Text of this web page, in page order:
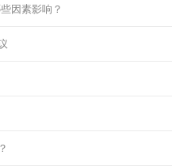
因素影响？